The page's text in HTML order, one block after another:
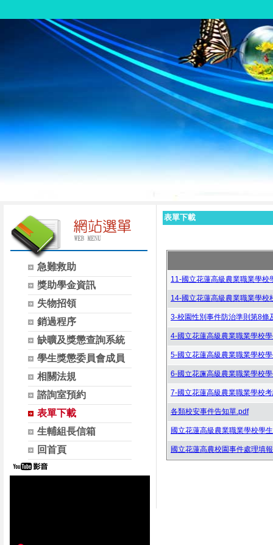
急難救助
獎助學金資訊
失物招領
銷過程序
缺曠及獎懲查詢系統
學生獎懲委員會成員
相關法規
諮詢室預約
表單下載
生輔組長信箱
回首頁
表單下載
11-國立花蓮高級農業職業學
14-國立花蓮高級農業職業學校
3-校園性別事件防治準則第8條
4-國立花蓮高級農業職業學校
5-國立花蓮高級農業職業學校
6-國立花蓮高級農業職業學校
7-國立花蓮高級農業職業學校
各類校安事件告知單.pdf
國立花蓮高級農業職業學校學
國立花蓮高農校園事件處理填